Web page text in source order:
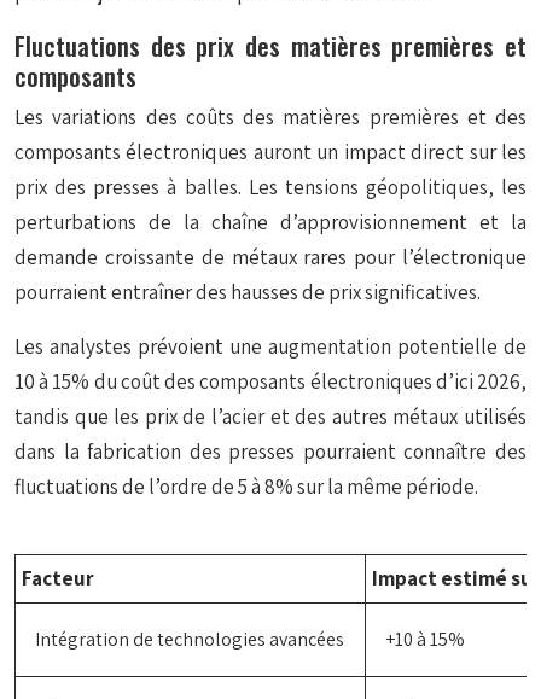
Fluctuations des prix des matières premières et
composants
Les variations des coûts des matières premières et des
composants électroniques auront un impact direct sur les
prix des presses à balles. Les tensions géopolitiques, les
perturbations de la chaîne d’approvisionnement et la
demande croissante de métaux rares pour l’électronique
pourraient entraîner des hausses de prix significatives.
Les analystes prévoient une augmentation potentielle de
10 à 15% du coût des composants électroniques d’ici 2026,
tandis que les prix de l’acier et des autres métaux utilisés
dans la fabrication des presses pourraient connaître des
fluctuations de l’ordre de 5 à 8% sur la même période.
Facteur Impact estimé
Intégration de technologies avancées +10 à 15%